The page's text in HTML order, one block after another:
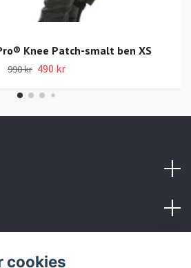
Knee Patch-smalt ben XS
990 kr 490 kr
cookies